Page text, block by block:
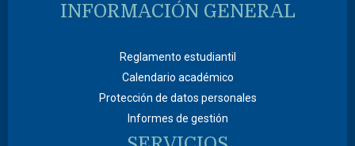
INFORMACIÓN GENERAL
Reglamento estudiantil
Calendario académico
Protección de datos personales
Informes de gestión